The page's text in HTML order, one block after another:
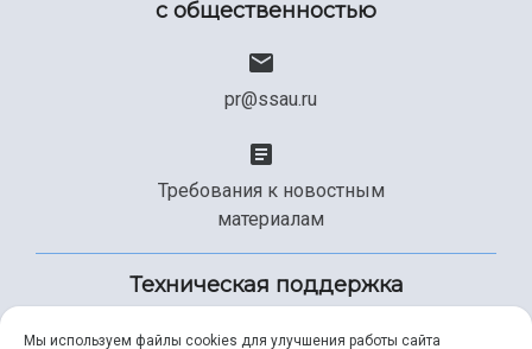
с общественностью
pr@ssau.ru
Требования к новостным
материалам
Техническая поддержка
Мы используем файлы cookies для улучшения работы сайта